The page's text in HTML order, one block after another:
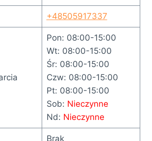
+48505917337
Pon: 08:00-15:00
Wt: 08:00-15:00
Śr: 08:00-15:00
Czw: 08:00-15:00
Pt: 08:00-15:00
Sob: Nieczynne
Nd: Nieczynne
Brak